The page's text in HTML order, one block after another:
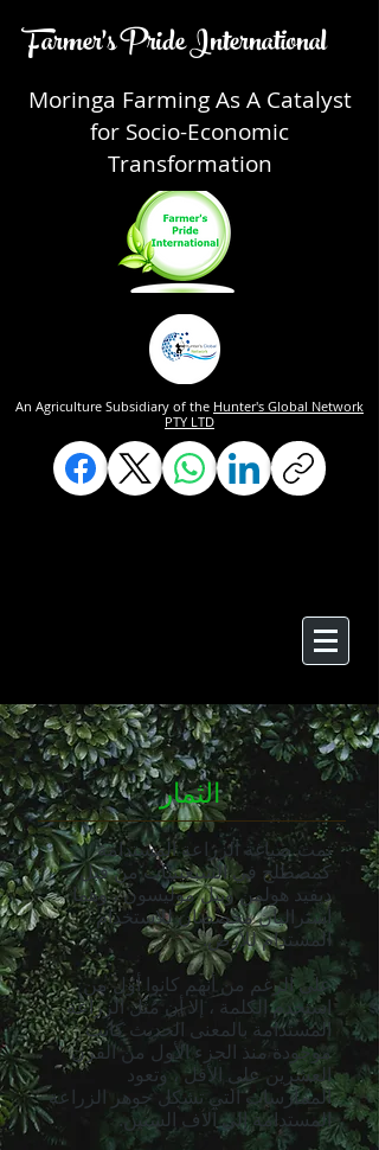
Farmer's Pride International
Moringa Farming As A Catalyst
for Socio-Economic
Transformation
An Agriculture Subsidiary of the Hunter's Global Network
PTY LTD
الثمار
تمت صياغة الزراعة المستدامة
كمصطلح في السبعينيات من قبل
ديفيد هولمن وبيل موليسون ، وهما
أستراليان مخصصان للاستخدام
المستدام للأرض.
على الرغم من أنهم كانوا أول من
استخدم الكلمة ، إلا أن مُثُل الزراعة
المستدامة بالمعنى الحديث كانت
موجودة منذ الجزء الأول من القرن
العشرين على الأقل ، وتعود
الممارسات التي تشكل جوهر الزراعة
المستدامة إلى آلاف السنين.